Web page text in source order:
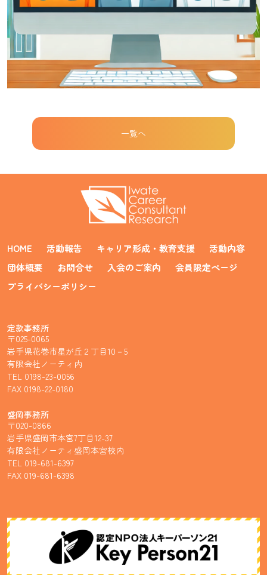
一覧へ
HOME 活動報告 キャリア形成・教育支援
活動内容
団体概要
お問合せ 入会のご案内
会員限定ページ
プライバシーポリシー
定款事務所
〒025-0065
岩手県花巻市星が丘２丁目10－5
有限会社ノーティ内
TEL 0198-23-0056
FAX 0198-22-0180
盛岡事務所
〒020-0866
岩手県盛岡市本宮7丁目12-37
有限会社ノーティ盛岡本宮校内
TEL 019-681-6397
FAX 019-681-6398